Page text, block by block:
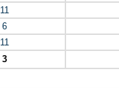
11
6
11
3